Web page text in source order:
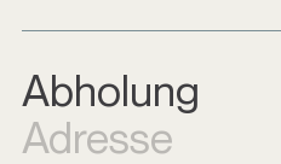
Abholung
Adresse